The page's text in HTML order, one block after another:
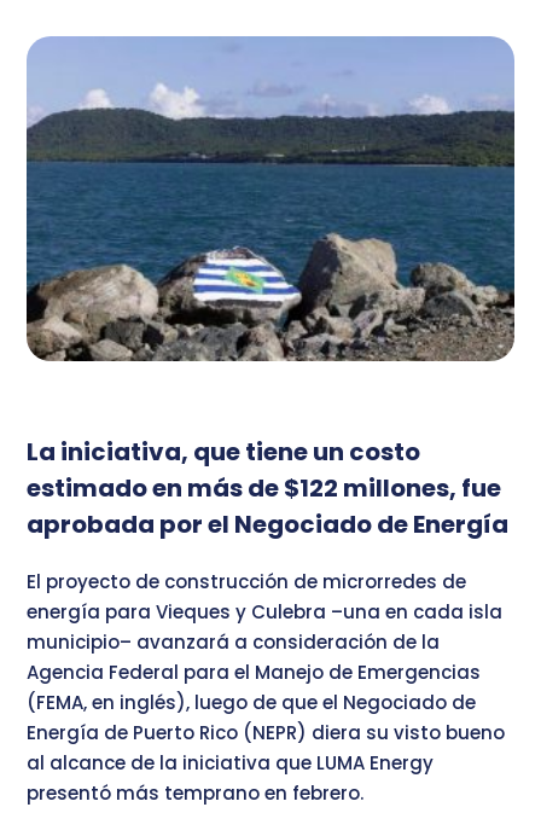
La iniciativa, que tiene un costo
estimado en más de $122 millones, fue
aprobada por el Negociado de Energía
El proyecto de construcción de microrredes de
energía para Vieques y Culebra –una en cada isla
municipio– avanzará a consideración de la
Agencia Federal para el Manejo de Emergencias
(FEMA, en inglés), luego de que el Negociado de
Energía de Puerto Rico (NEPR) diera su visto bueno
al alcance de la iniciativa que LUMA Energy
presentó más temprano en febrero.